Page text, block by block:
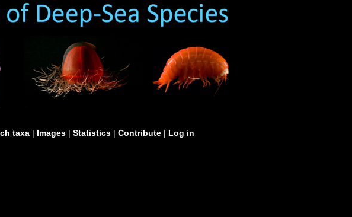
taxa | Images | Statistics | Contribute | Log in